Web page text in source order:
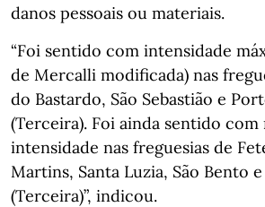
danos pessoais ou materiais.
“Foi sentido com intensidade
de Mercalli modificada) nas
do Bastardo, São Sebastião e
(Terceira). Foi ainda sentido
intensidade nas freguesias de
Martins, Santa Luzia, São Bento
(Terceira)”, indicou.